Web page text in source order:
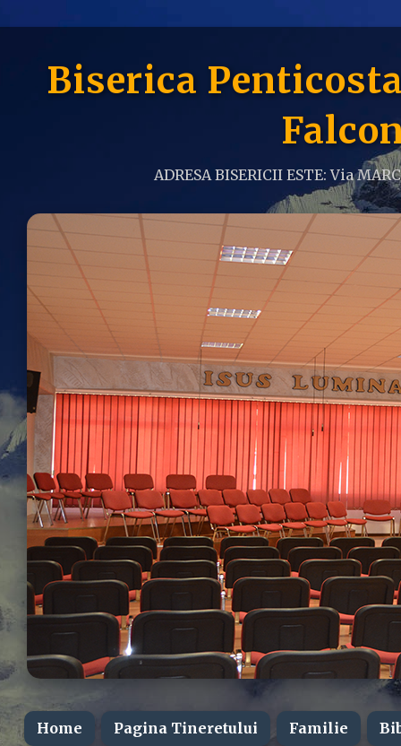
Biserica
ADRESA BISERICII ESTE: Via
Home Pagina Tineretului Familie